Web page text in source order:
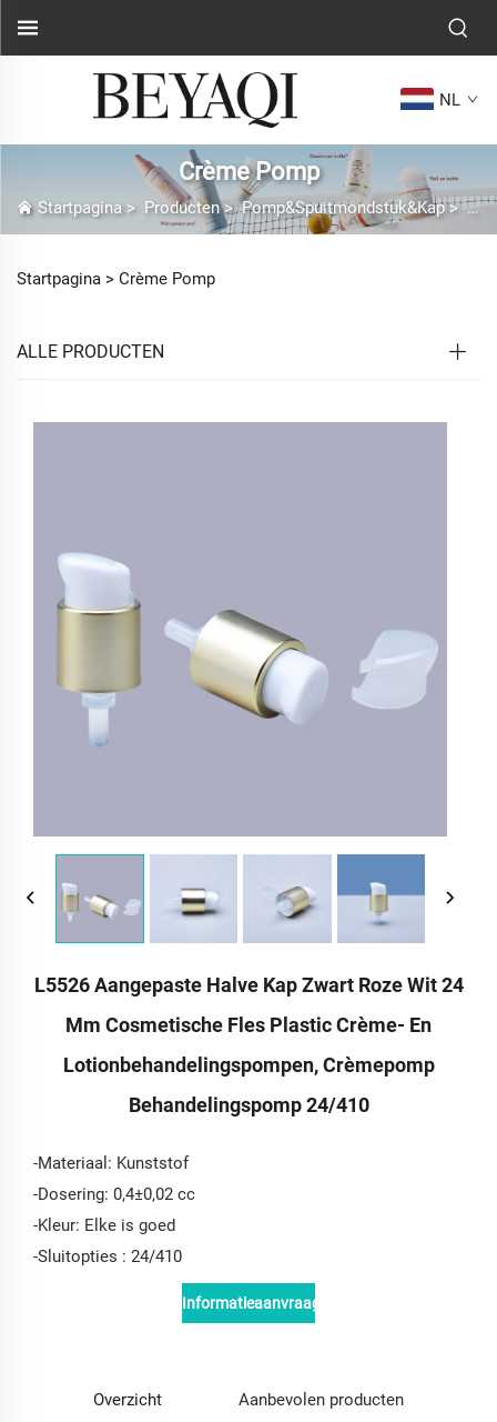
NL
Crème Pomp
Startpagina> Producten>Pomp&Spuitmondstuk&Kap>
Startpagina > Crème Pomp
ALLE PRODUCTEN
L5526 Aangepaste Halve Kap Zwart Roze Wit 24
Mm Cosmetische Fles Plastic Crème- En
Lotionbehandelingspompen, Crèmepomp
Behandelingspomp 24/410
-Materiaal: Kunststof
-Dosering: 0,4±0,02 cc
-Kleur: Elke is goed
-Sluitopties : 24/410
Informatieaanvraag
Overzicht Aanbevolen producten